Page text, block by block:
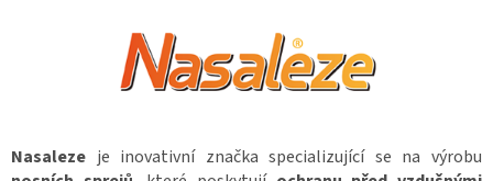
Nasaleze je inovativní značka specializující se na výrobu